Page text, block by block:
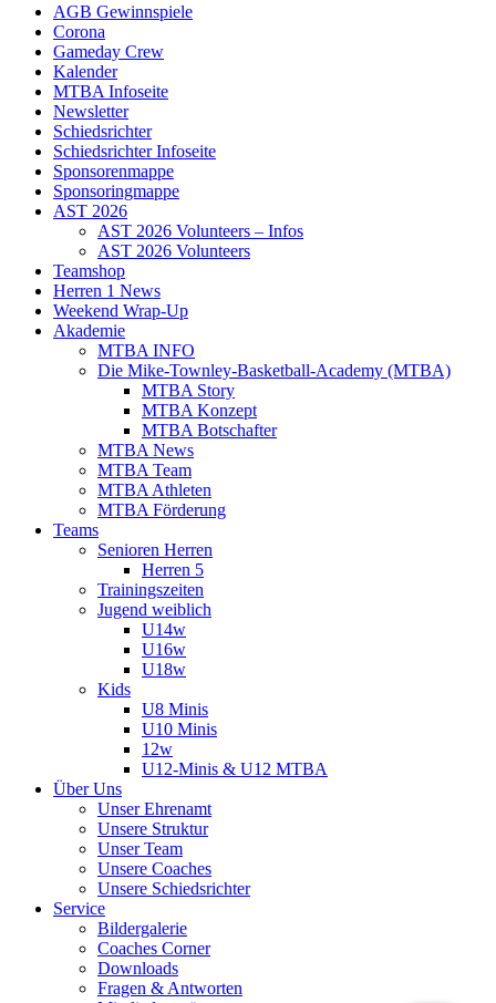
AGB Gewinnspiele
Corona
Gameday Crew
Kalender
MTBA Infoseite
Newsletter
Schiedsrichter
Schiedsrichter Infoseite
Sponsorenmappe
Sponsoringmappe
AST 2026
AST 2026 Volunteers – Infos
AST 2026 Volunteers
Teamshop
Herren 1 News
Weekend Wrap-Up
Akademie
MTBA INFO
Die Mike-Townley-Basketball-Academy (MTBA)
MTBA Story
MTBA Konzept
MTBA Botschafter
MTBA News
MTBA Team
MTBA Athleten
MTBA Förderung
Teams
Senioren Herren
Herren 5
Trainingszeiten
Jugend weiblich
U14w
U16w
U18w
Kids
U8 Minis
U10 Minis
12w
U12-Minis & U12 MTBA
Über Uns
Unser Ehrenamt
Unsere Struktur
Unser Team
Unsere Coaches
Unsere Schiedsrichter
Service
Bildergalerie
Coaches Corner
Downloads
Fragen & Antworten